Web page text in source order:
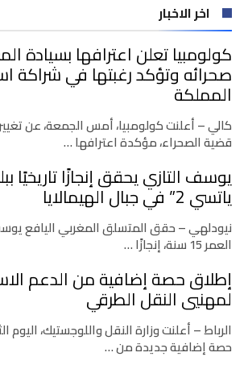
اخر الاخبار
كولومبيا تعلن اعترافها بسيادة
صحرائه وتؤكد رغبتها في شراكة
المملكة
كالي – أعلنت كولومبيا، أمس الجمعة، عن
قضية الصحراء، مؤكدة اعترافها …
يوسف التازي يحقق إنجازًا تاريخيًا
ياتسي 2” في جبال الهيمالايا
نيودلهي – حقق المتسلق المغربي اليافع
العمر 15 سنة، إنجازًا …
إطلاق حصة إضافية من الدعم
لمهنيي النقل الطرقي
الرباط – أعلنت وزارة النقل واللوجستيك، اليوم
حصة إضافية جديدة من …